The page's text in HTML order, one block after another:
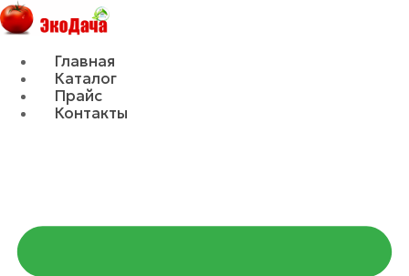
Главная
Каталог
Прайс
Контакты